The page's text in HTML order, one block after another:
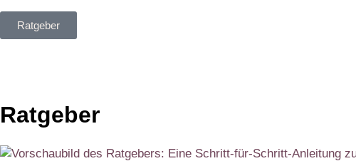
Ratgeber
Ratgeber